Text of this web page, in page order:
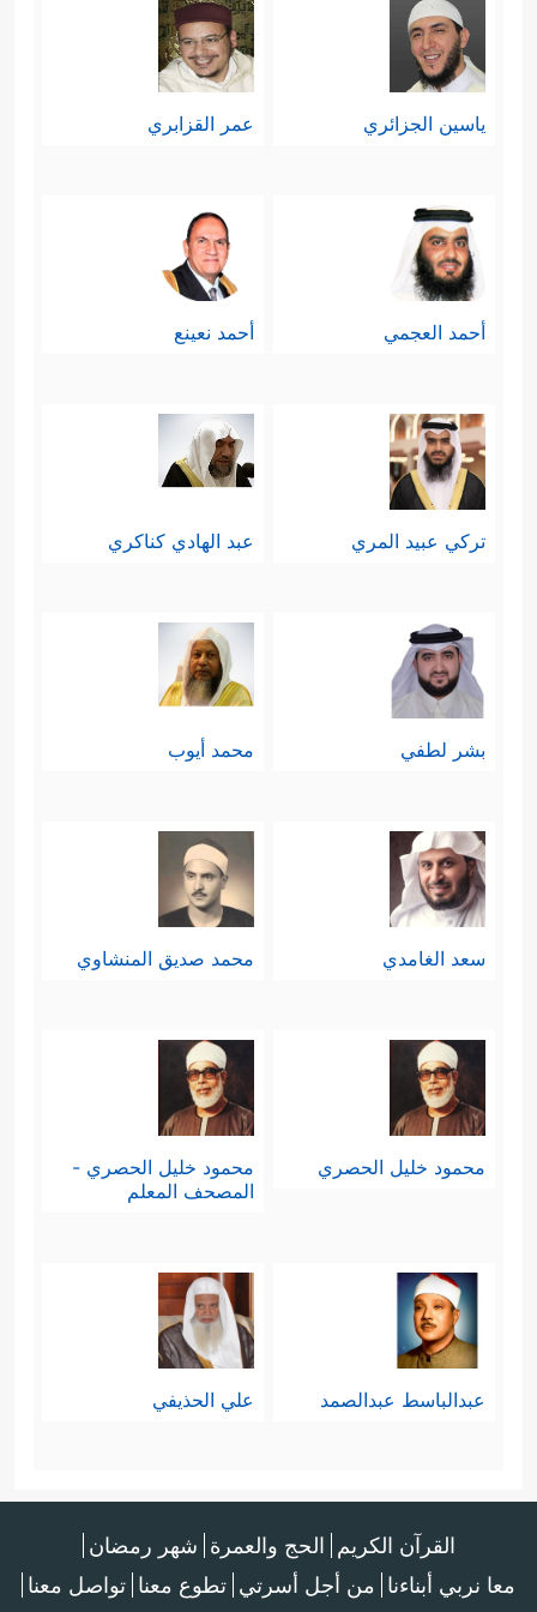
كلِّ الأحوال
﴿فَٱصۡبِرۡ عَلَىٰ مَا یَقُولُونَ وَسَبِّحۡ بِحَمۡدِ
رَبِّكَ قَبۡلَ طُلُوعِ ٱلشَّمۡسِ وَقَبۡلَ غُرُوبِهَاۖ وَمِنۡ ءَانَاۤىِٕ ٱلَّیۡلِ
فَسَبِّحۡ وَأَطۡرَافَ ٱلنَّهَارِ لَعَلَّكَ تَرۡضَىٰ﴾ثم يُوصِي
وإقامة الصلاة، والتدرّع بالصبر مع كلِّ
ذلك﴿وَأۡمُرۡ أَهۡلَكَ بِٱلصَّلَوٰةِ وَٱصۡطَبِرۡ عَلَیۡهَاۖ﴾
الطريق أنْ يحذَرَ مزالق الفتنة، ومداخل
الشيطان
﴿وَلَا تَمُدَّنَّ عَیۡنَیۡكَ إِلَىٰ مَا مَتَّعۡنَا بِهِۦۤ
أَزۡوَ ٰ⁠جࣰا مِّنۡهُمۡ زَهۡرَةَ ٱلۡحَیَوٰةِ ٱلدُّنۡیَا لِنَفۡتِنَهُمۡ فِیهِۚ وَرِزۡقُ
ياسين الجزائري عمر القزابري
أحمد العجمي أحمد نعينع
تركي عبيد المري عبد الهادي كناكري
بشر لطفي محمد أيوب
سعد الغامدي محمد صديق المنشاوي
محمود خليل الحصري
محمود خليل الحصري -
المصحف المعلم
عبدالباسط عبدالصمد علي الحذيفي
القرآن الكريم الحج والعمرة شهر رمضان
معا نربي أبناءنا من أجل أسرتي تطوع معنا تواصل معنا